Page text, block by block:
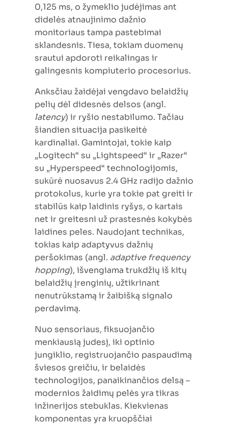
0,125 ms, o žymeklio judėjimas ant
didelės atnaujinimo dažnio
monitoriaus tampa pastebimai
sklandesnis. Tiesa, tokiam duomenų
srautui apdoroti reikalingas ir
galingesnis kompiuterio procesorius.
Anksčiau žaidėjai vengdavo belaidžių
pelių dėl didesnės delsos (angl.
latency) ir ryšio nestabilumo. Tačiau
šiandien situacija pasikeitė
kardinaliai. Gamintojai, tokie kaip
„Logitech“ su „Lightspeed“ ir „Razer“
su „Hyperspeed“ technologijomis,
sukūrė nuosavus 2.4 GHz radijo dažnio
protokolus, kurie yra tokie pat greiti ir
stabilūs kaip laidinis ryšys, o kartais
net ir greitesni už prastesnės kokybės
laidines peles. Naudojant technikas,
tokias kaip adaptyvus dažnių
peršokimas (angl. adaptive frequency
hopping), išvengiama trukdžių iš kitų
belaidžių įrenginių, užtikrinant
nenutrūkstamą ir žaibišką signalo
perdavimą.
Nuo sensoriaus, fiksuojančio
menkiausią judesį, iki optinio
jungiklio, registruojančio paspaudimą
šviesos greičiu, ir belaidės
technologijos, panaikinančios delsą –
modernios žaidimų pelės yra tikras
inžinerijos stebuklas. Kiekvienas
komponentas yra kruopščiai